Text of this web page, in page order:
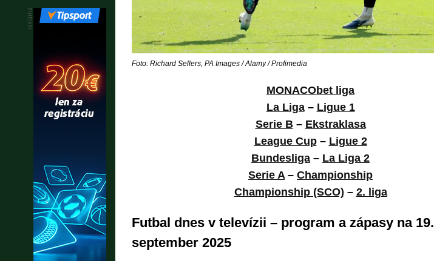
Foto: Richard Sellers, PA Images / Alamy / Profimedia
MONACObet liga
La Liga – Ligue 1
Serie B – Ekstraklasa
League Cup– Ligue 2
Bundesliga – La Liga 2
Serie A – Championship
Championship (SCO) – 2. liga
Futbal dnes v televízii – program a zápasy na 19.
september 2025